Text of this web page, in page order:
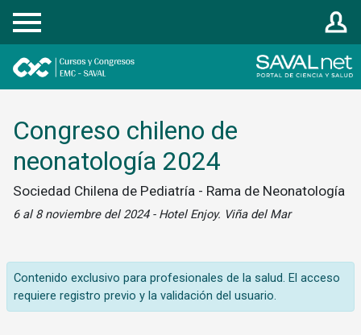
Registrarse
Congreso chileno de
neonatología 2024
Sociedad Chilena de Pediatría - Rama de Neonatología
6 al 8 noviembre del 2024 - Hotel Enjoy. Viña del Mar
Contenido exclusivo para profesionales de la salud. El acceso
requiere registro previo y la validación del usuario.